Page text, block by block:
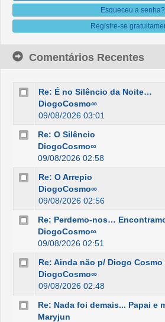
Esqueceu a senha?
Registre-se
Comentários Recentes
Re: É no Silêncio da Noite…
DiogoCosmo∞
09/08/2026 03:01
Re: O Silêncio
DiogoCosmo∞
09/08/2026 02:58
Re: O Arrepio
DiogoCosmo∞
09/08/2026 02:56
Re: Perdemo-nos…
DiogoCosmo∞
09/08/2026 02:51
Re: Ainda não p/ Diogo
DiogoCosmo∞
09/08/2026 02:48
Re: Nada foi demais... Papai e
Maryjun